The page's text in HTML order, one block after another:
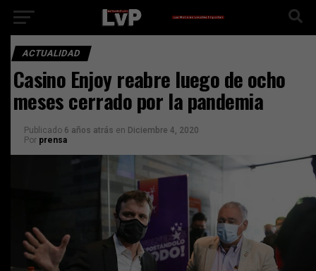
ACTUALIDAD
Casino Enjoy reabre luego de ocho
meses cerrado por la pandemia
Publicado 6 años atrás en Diciembre 4, 2020
Por prensa